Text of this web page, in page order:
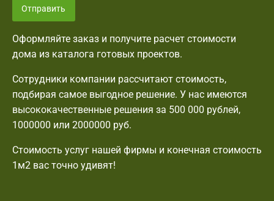
Отправить
Оформляйте заказ и получите расчет стоимости
дома из каталога готовых проектов.
Сотрудники компании рассчитают стоимость,
подбирая самое выгодное решение. У нас имеются
высококачественные решения за 500 000 рублей,
1000000 или 2000000 руб.
Стоимость услуг нашей фирмы и конечная стоимость
1м2 вас точно удивят!